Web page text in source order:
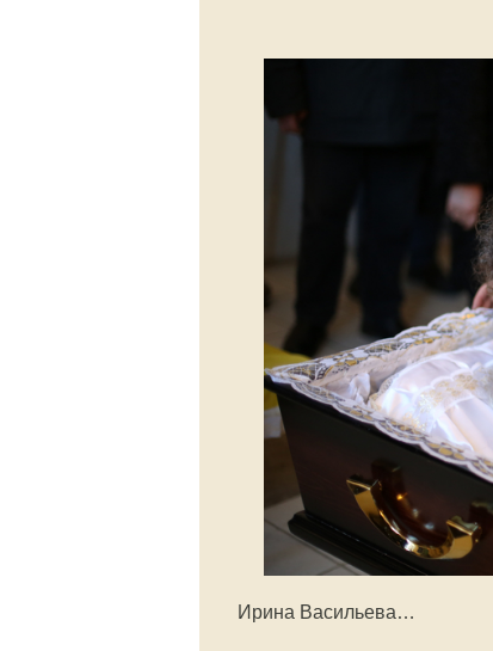
Ирина Васильева…